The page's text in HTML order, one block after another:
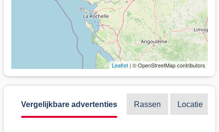
Leaflet | © OpenStreetMap contributors
Vergelijkbare advertenties Rassen Locatie